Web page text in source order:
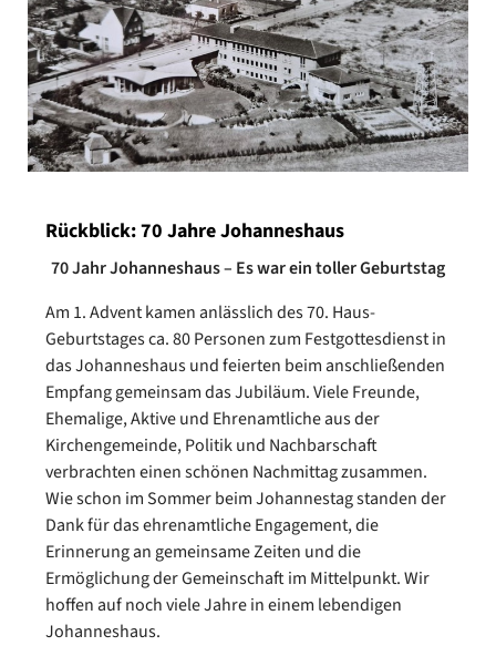
Rückblick: 70 Jahre Johanneshaus
70 Jahr Johanneshaus – Es war ein toller Geburtstag
Am 1. Advent kamen anlässlich des 70. Haus-
Geburtstages ca. 80 Personen zum Festgottesdienst in
das Johanneshaus und feierten beim anschließenden
Empfang gemeinsam das Jubiläum. Viele Freunde,
Ehemalige, Aktive und Ehrenamtliche aus der
Kirchengemeinde, Politik und Nachbarschaft
verbrachten einen schönen Nachmittag zusammen.
Wie schon im Sommer beim Johannestag standen der
Dank für das ehrenamtliche Engagement, die
Erinnerung an gemeinsame Zeiten und die
Ermöglichung der Gemeinschaft im Mittelpunkt. Wir
hoffen auf noch viele Jahre in einem lebendigen
Johanneshaus.